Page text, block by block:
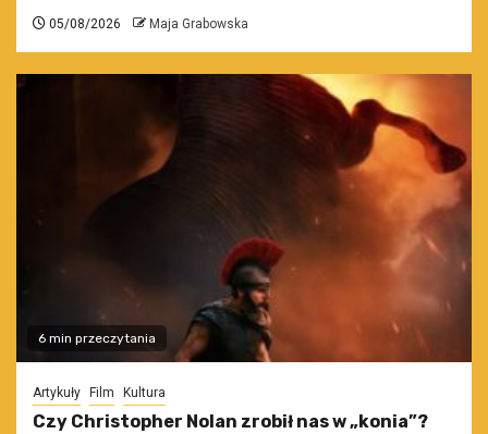
05/08/2026 Maja Grabowska
6 min przeczytania
Artykuły Film Kultura
Czy Christopher Nolan zrobił nas w „konia”?